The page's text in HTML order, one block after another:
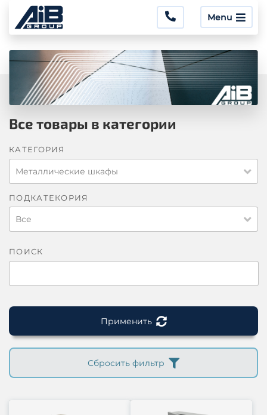
Menu
Все товары в категории
КАТЕГОРИЯ
Металлические шкафы
ПОДКАТЕКОРИЯ
Все
ПОИСК
Применить
Сбросить фильтр